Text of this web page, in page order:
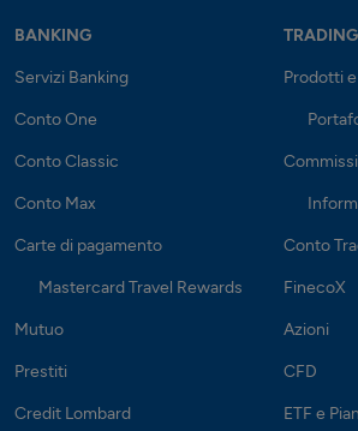
BANKING
Servizi Banking
Conto One
Conto Classic
Conto Max
Carte di pagamento
Mastercard Travel Rewards
Mutuo
Prestiti
Credit Lombard
TRADING
Prodotti
Conto
FinecoX
Azioni
CFD
ETF e